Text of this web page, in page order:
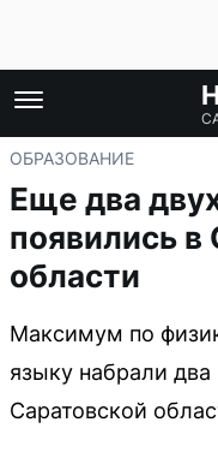
ОБРАЗОВАНИЕ
Еще два
появились в
области
Максимум по
языку набрали два
Саратовской